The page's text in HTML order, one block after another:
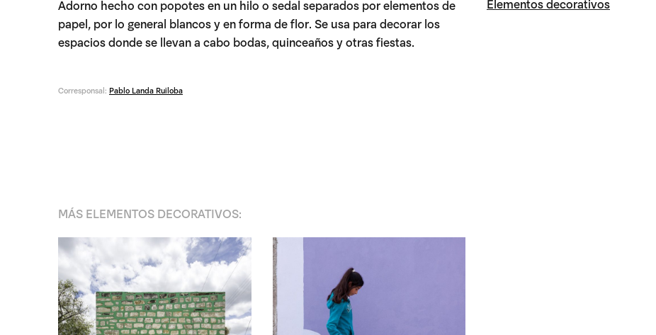
Adorno hecho con popotes en un hilo o sedal separados por elementos de
papel, por lo general blancos y en forma de flor. Se usa para decorar los
espacios donde se llevan a cabo bodas, quinceaños y otras fiestas.
Elementos decorativos
Corresponsal: Pablo Landa Ruiloba
MÁS ELEMENTOS DECORATIVOS: